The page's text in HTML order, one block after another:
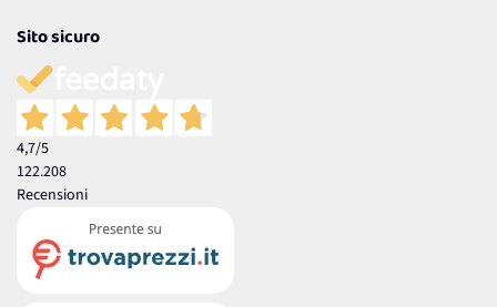
Sito sicuro
4,7/5
122.208
Recensioni